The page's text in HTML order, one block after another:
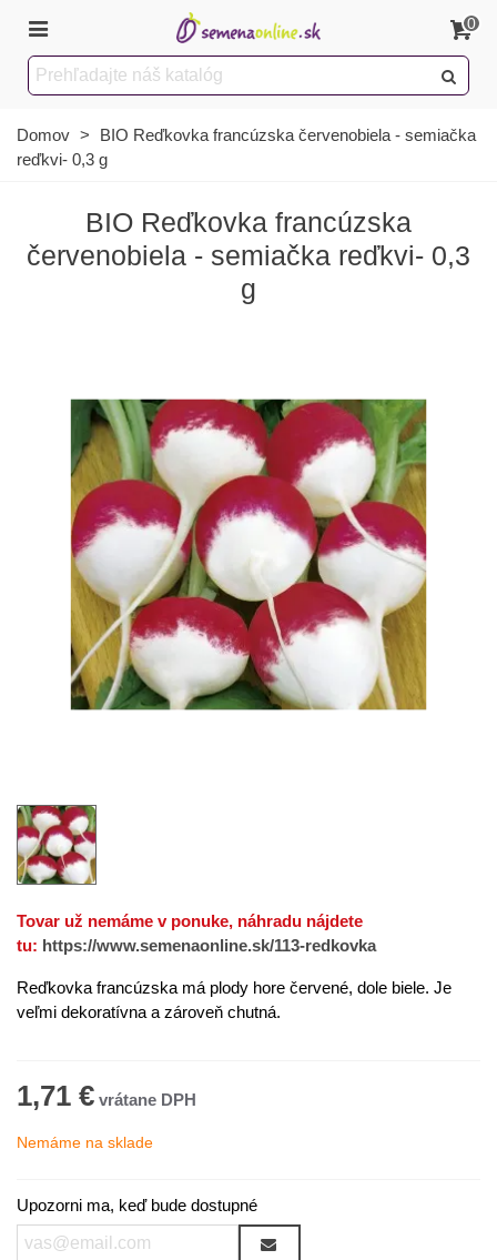
0
Domov >
BIO Reďkovka francúzska červenobiela - semiačka
reďkvi- 0,3 g
BIO Reďkovka francúzska
červenobiela - semiačka reďkvi- 0,3
g
Tovar už nemáme v ponuke, náhradu nájdete
tu: https://www.semenaonline.sk/113-redkovka
Reďkovka francúzska má plody hore červené, dole biele. Je
veľmi dekoratívna a zároveň chutná.
1,71 €
Nemáme na sklade
Upozorni ma, keď bude dostupné